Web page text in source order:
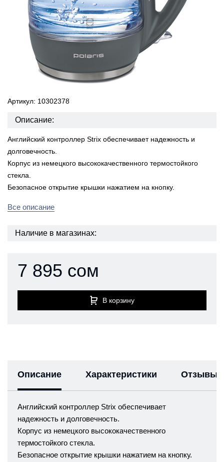
Артикул: 10302378
Описание:
Английский контроллер Strix обеспечивает надежность и
долговечность.
Корпус из немецкого высококачественного термостойкого
стекла.
Безопасное открытие крышки нажатием на кнопку.
Все описание
Наличие в магазинах:
7 895 сом
В корзину
Описание Характеристики Отзывы
Английский контроллер Strix обеспечивает
надежность и долговечность.
Корпус из немецкого высококачественного
термостойкого стекла.
Безопасное открытие крышки нажатием на кнопку.